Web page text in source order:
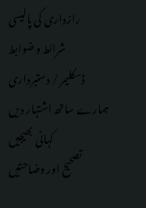
رازداری کی پالیسی
شرائط و ضوابط
ڈسکلیمر / دستبرداری
ہمارے ساتھ اشتہار دیں
کہانی بھیجیں
تصحیح اور وضاحتیں